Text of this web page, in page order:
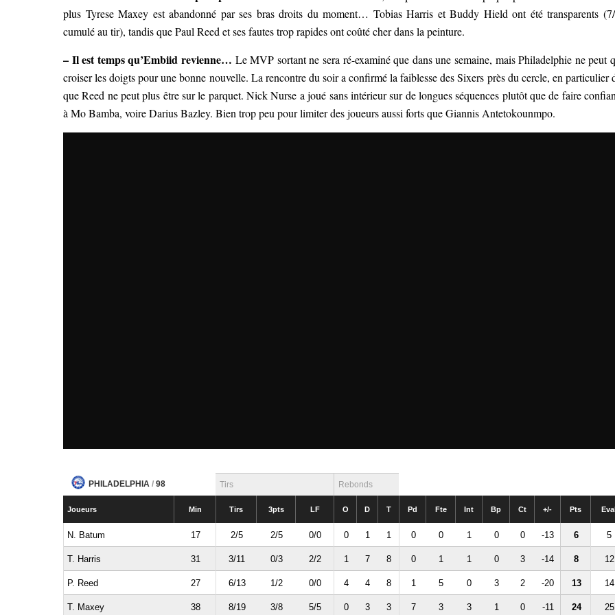
plus Tyrese Maxey est abandonné par ses bras droits du moment… Tobias Harris et Buddy Hield ont été transparents
cumulé au tir), tandis que Paul Reed et ses fautes trop rapides ont coûté cher dans la peinture.
– Il est temps qu’Embiid revienne… Le MVP sortant ne sera ré-examiné que dans une semaine, mais Philadelphie ne peut
croiser les doigts pour une bonne nouvelle. La rencontre du soir a confirmé la faiblesse des Sixers près du cercle, en particulier
que Reed ne peut plus être sur le parquet. Nick Nurse a joué sans intérieur sur de longues séquences plutôt que de faire
à Mo Bamba, voire Darius Bazley. Bien trop peu pour limiter des joueurs aussi forts que Giannis Antetokounmpo.
PHILADELPHIA / 98 Tirs Rebonds
Joueurs Min Tirs 3pts LF O D T Pd Fte Int Bp Ct +/- Pts
N. Batum 17 2/5 2/5 0/0 0 1 1 0 0 1 0 0 -13 6 5
T. Harris 31 3/11 0/3 2/2 1 7 8 0 1 1 0 3 -14 8 12
P. Reed 27 6/13 1/2 0/0 4 4 8 1 5 0 3 2 -20 13 14
T. Maxey 38 8/19 3/8 5/5 0 3 3 7 3 3 1 0 -11 24 25